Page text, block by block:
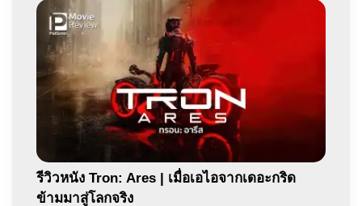
รีวิวหนัง Tron: Ares | เมื่อเอไอจากเดอะกริด
ข้ามมาสู่โลกจริง